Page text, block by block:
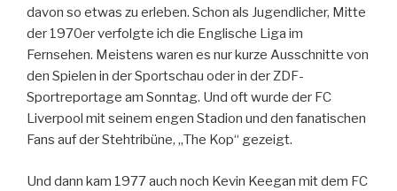
davon so etwas zu erleben. Schon als Jugendlicher, Mitte
der 1970er verfolgte ich die Englische Liga im
Fernsehen. Meistens waren es nur kurze Ausschnitte von
den Spielen in der Sportschau oder in der ZDF-
Sportreportage am Sonntag. Und oft wurde der FC
Liverpool mit seinem engen Stadion und den fanatischen
Fans auf der Stehtribüne, „The Kop“ gezeigt.
Und dann kam 1977 auch noch Kevin Keegan mit dem FC